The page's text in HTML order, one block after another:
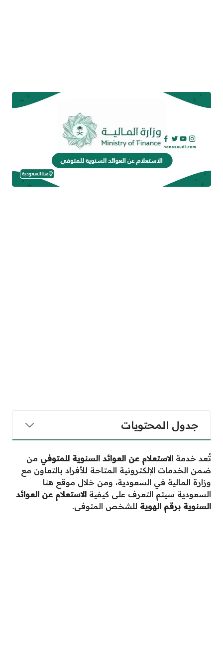
جدول المحتويات
تُعد خدمة الاستعلام عن العوائد السنوية للمتوفي من
ضمن الخدمات الإلكترونية المتاحة للأفراد بالتعاون مع
وزارة المالية في السعودية، ومن خلال موقع هنا
السعودية سيتم التعرف على كيفية الاستعلام عن العوائد
السنوية برقم الهوية للشخص المتوفى.